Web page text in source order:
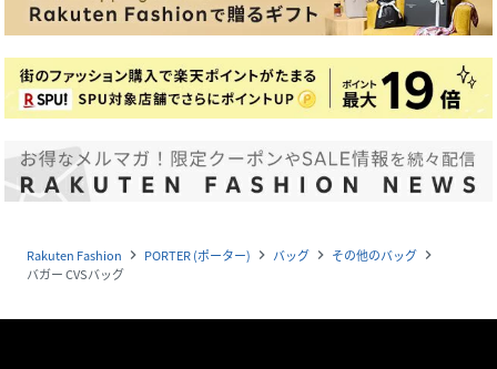
Rakuten Fashion navigate_next PORTER (ポーター) navigate_next バッグ navigate_next その他のバッグ navigate_next
バガー CVSバッグ